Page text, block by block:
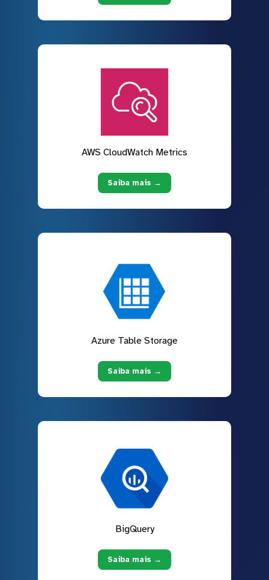
AWS CloudWatch Metrics
Saiba mais →
Azure Table Storage
Saiba mais →
BigQuery
Saiba mais →